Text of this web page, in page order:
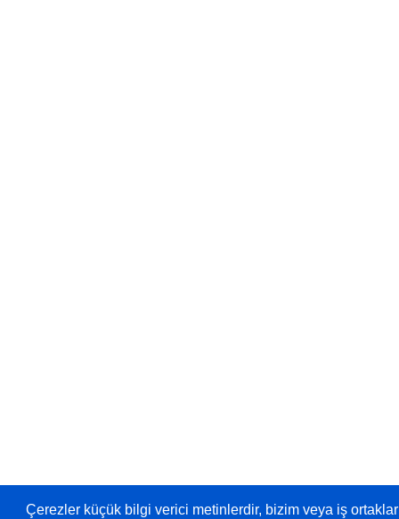
Çerezler küçük bilgi verici metinlerdir, bizim veya iş